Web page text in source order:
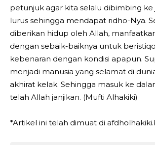
petunjuk agar kita selalu dibimbing ke
lurus sehingga mendapat ridho-Nya.
diberikan hidup oleh Allah,
dengan sebaik-baiknya untuk
kebenaran dengan kondisi apapun.
menjadi manusia yang selamat di
akhirat kelak. Sehingga masuk ke
telah Allah janjikan. (Mufti Alhakiki)
*Artikel ini telah dimuat di